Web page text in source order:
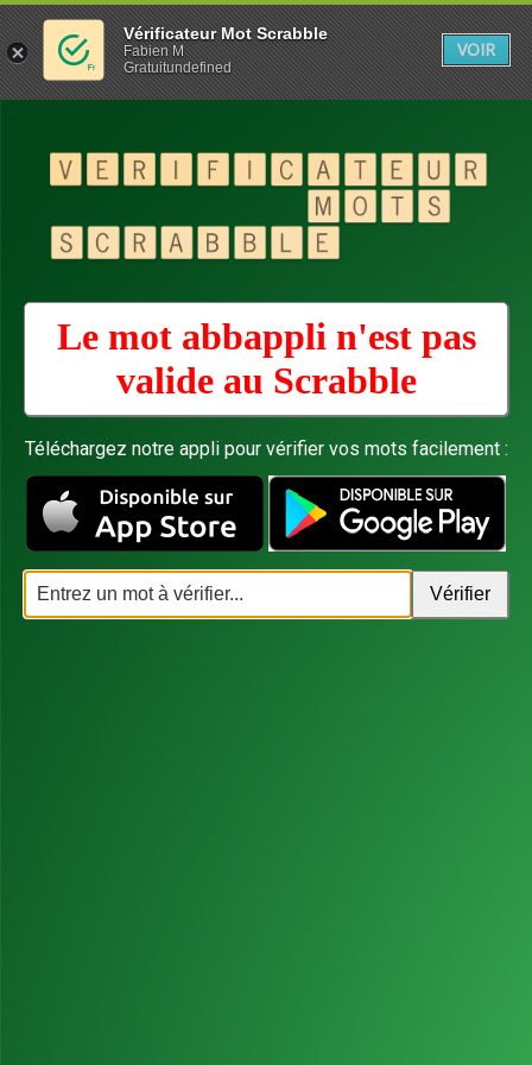
Le mot abbappli n'est pas
valide au Scrabble
Téléchargez notre appli pour vérifier vos mots facilement :
Vérificateur Mot Scrabble
Fabien M
Gratuitundefined
VOIR